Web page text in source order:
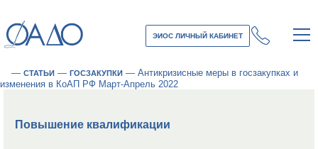
ЭИОС ЛИЧНЫЙ КАБИНЕТ
— СТАТЬИ — ГОСЗАКУПКИ — Антикризисные меры в госзакупках и
изменения в КоАП РФ Март-Апрель 2022
Повышение квалификации